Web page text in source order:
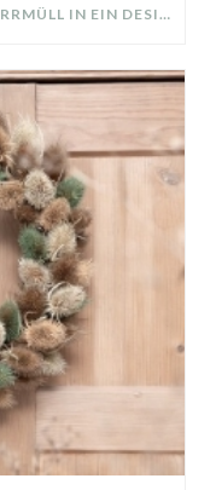
DIY UPCYLING IDEE: WIE MAN SPERRMÜLL IN EIN DESIGNER TEIL VERWANDELT